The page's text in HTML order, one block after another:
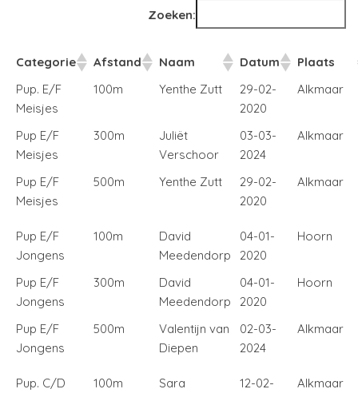
Zoeken:
Categorie Afstand Naam Datum
Plaats
Pup. E/F
Meisjes
100m Yenthe Zutt
29-02-
2020
Alkmaar
Pup E/F
Meisjes
300m
Juliët
Verschoor
03-03-
2024
Alkmaar
Pup E/F
Meisjes
500m Yenthe Zutt
29-02-
2020
Alkmaar
Pup E/F
Jongens
100m
David
Meedendorp
04-01-
2020
Hoorn
Pup E/F
Jongens
300m
David
Meedendorp
04-01-
2020
Hoorn
Pup E/F
Jongens
500m
Valentijn van
Diepen
02-03-
2024
Alkmaar
Pup. C/D
100m
Sara
12-02-
Alkmaar